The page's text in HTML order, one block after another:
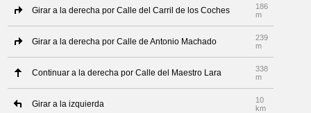
Girar a la derecha por Calle del Carril de los Coches
186
m
Girar a la derecha por Calle de Antonio Machado
239
m
Continuar a la derecha por Calle del Maestro Lara
338
m
Girar a la izquierda
10
km